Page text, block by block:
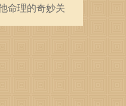
命理的奇妙关